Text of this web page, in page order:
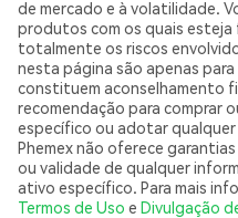
de mercado e à volatilidade.
produtos com os quais esteja
totalmente os riscos
nesta página são apenas
constituem aconselhamento
recomendação para comprar
específico ou adotar
Phemex não oferece
ou validade de qualquer
ativo específico. Para mais
Termos de Uso e Divulgação